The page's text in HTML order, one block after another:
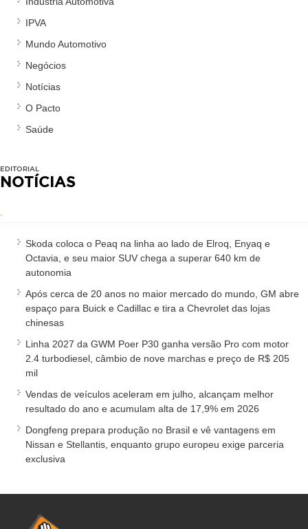
IPVA
Mundo Automotivo
Negócios
Notícias
O Pacto
Saúde
EDITORIAL
NOTÍCIAS
.
Skoda coloca o Peaq na linha ao lado de Elroq, Enyaq e
Octavia, e seu maior SUV chega a superar 640 km de
autonomia
Após cerca de 20 anos no maior mercado do mundo, GM abre
espaço para Buick e Cadillac e tira a Chevrolet das lojas
chinesas
Linha 2027 da GWM Poer P30 ganha versão Pro com motor
2.4 turbodiesel, câmbio de nove marchas e preço de R$ 205
mil
Vendas de veículos aceleram em julho, alcançam melhor
resultado do ano e acumulam alta de 17,9% em 2026
Dongfeng prepara produção no Brasil e vê vantagens em
Nissan e Stellantis, enquanto grupo europeu exige parceria
exclusiva